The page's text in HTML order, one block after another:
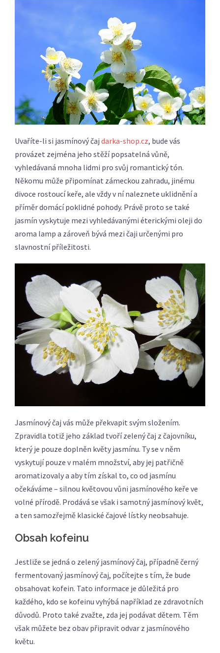
Uvaříte-li si jasmínový čaj darka-shop.cz, bude vás
provázet zejména jeho stěží popsatelná vůně,
vyhledávaná mnoha lidmi pro svůj romantický tón.
Někomu může připomínat zámeckou zahradu, jinému
divoce rostoucí keře, ale vždy v ní naleznete uklidnění a
příměr domácí poklidné pohody. Právě proto se také
jasmín vyskytuje mezi vyhledávanými éterickými oleji do
aroma lamp a zároveň bývá mezi čaji určenými pro
slavnostní příležitosti.
Jasmínový čaj vás může překvapit svým složením.
Zpravidla totiž jeho základ tvoří zelený čaj z čajovníku,
který je pouze doplněn květy jasmínu. Ty se v něm
vyskytují pouze v malém množství, aby jej patřičně
aromatizovaly a aby tím získal to, co od jasmínu
očekáváme – silnou květovou vůni jasmínového keře ve
volné přírodě. Prodává se však i samotný jasmínový květ,
a ten samozřejmě klasické čajové lístky neobsahuje.
Obsah kofeinu
Jestliže se jedná o zelený jasmínový čaj, případně černý
fermentovaný jasmínový čaj, počítejte s tím, že bude
obsahovat kofein. Tato informace je důležitá pro
každého, kdo se kofeinu vyhýbá například ze zdravotních
důvodů. Proto také zvažte, zda jej podávat dětem. Těm
však můžete bez obav připravit odvar z jasmínového
květu.